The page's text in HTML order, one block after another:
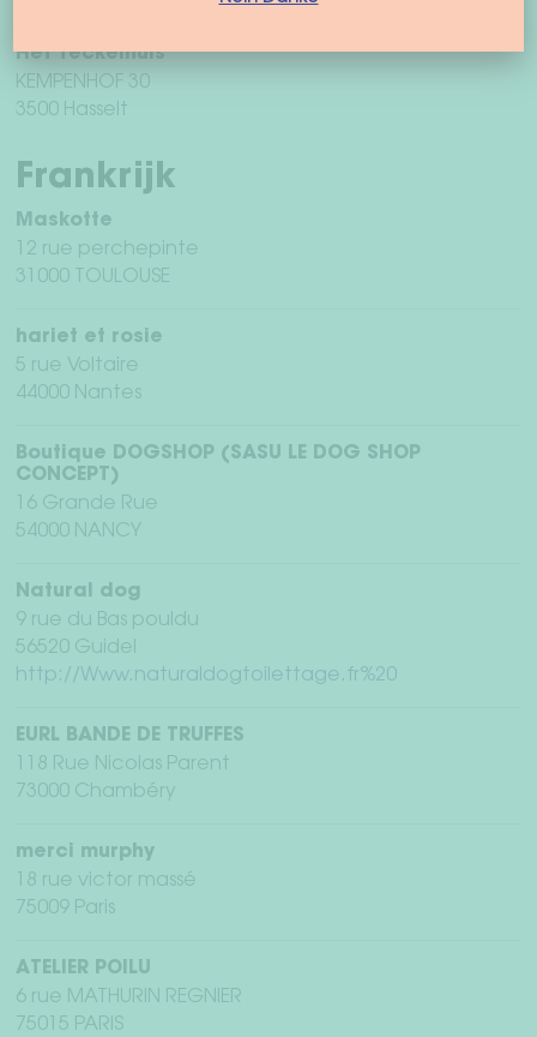
Het Teckelhuis
KEMPENHOF 30
3500 Hasselt
Frankrijk
Maskotte
12 rue perchepinte
31000 TOULOUSE
hariet et rosie
5 rue Voltaire
44000 Nantes
Boutique DOGSHOP (SASU LE DOG SHOP
CONCEPT)
16 Grande Rue
54000 NANCY
Natural dog
9 rue du Bas pouldu
56520 Guidel
http://Www.naturaldogtoilettage.fr%20
EURL BANDE DE TRUFFES
118 Rue Nicolas Parent
73000 Chambéry
merci murphy
18 rue victor massé
75009 Paris
ATELIER POILU
6 rue MATHURIN REGNIER
75015 PARIS